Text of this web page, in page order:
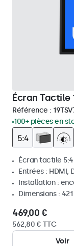
Écran Tactile
Référence :
100+ pièces en
Écran tactile
Entrées : HDMI,
Installation :
Dimensions :
469,00 €
562,80 € TTC
Voir